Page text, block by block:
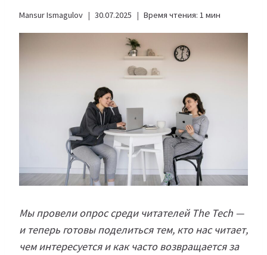
Mansur Ismagulov 30.07.2025 Время чтения: 1 мин
Мы провели опрос среди читателей The Tech —
и теперь готовы поделиться тем, кто нас читает,
чем интересуется и как часто возвращается за